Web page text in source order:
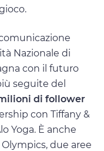
Nazionale di
con il futuro
seguite del
di follower
con Tiffany &
Yoga. È anche
due aree